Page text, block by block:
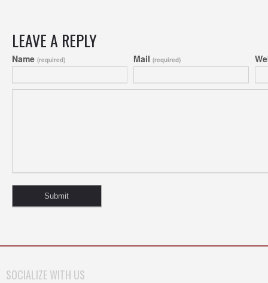
LEAVE A REPLY
Name (required) Mail (required)
SOCIALIZE WITH US